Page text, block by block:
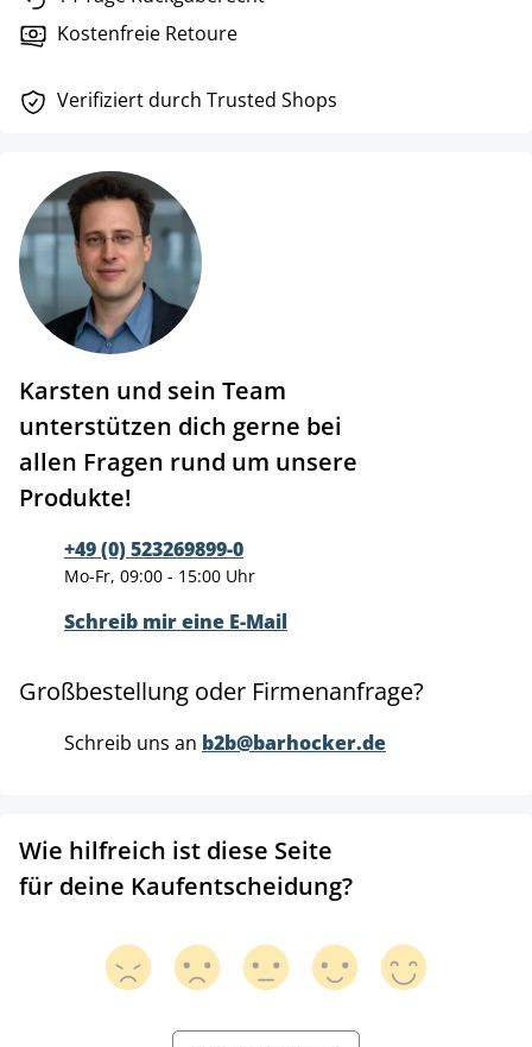
Kostenfreie Retoure
Verifiziert durch Trusted Shops
Karsten und sein Team
unterstützen dich gerne bei
allen Fragen rund um unsere
Produkte!
+49 (0) 523269899-0
Mo-Fr, 09:00 - 15:00 Uhr
Schreib mir eine E-Mail
Großbestellung oder Firmenanfrage?
Schreib uns an b2b@barhocker.de
Wie hilfreich ist diese Seite
für deine Kaufentscheidung?